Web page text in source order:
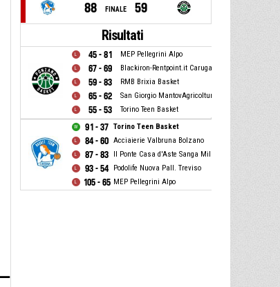
88 FINALE 59
Risultati
45 - 81 MEP Pellegrini Alpo
67 - 69 Blackiron-Rentpoint.it Carugate
59 - 83 RMB Brixia Basket
65 - 62 San Giorgio MantovAgricoltura
55 - 53 Torino Teen Basket
91 - 37 Torino Teen Basket
84 - 60 Acciaierie Valbruna Bolzano
87 - 83 Il Ponte Casa d'Aste Sanga Milano
93 - 54 Podolife Nuova Pall. Treviso
105 - 65 MEP Pellegrini Alpo